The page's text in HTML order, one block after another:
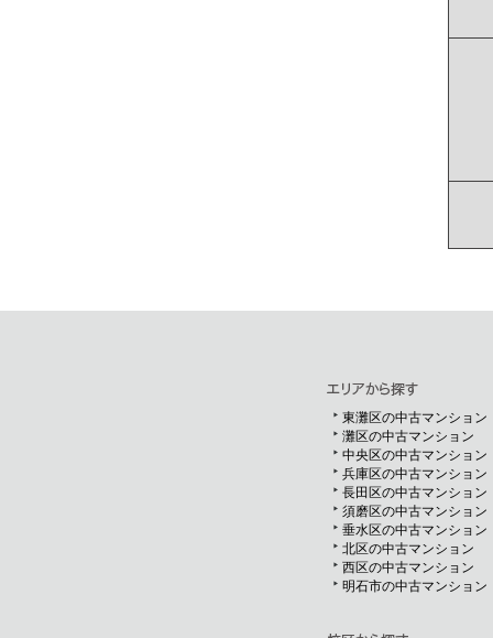
東灘区の中古マンション
灘区の中古マンション
中央区の中古マンション
兵庫区の中古マンション
長田区の中古マンション
須磨区の中古マンション
垂水区の中古マンション
北区の中古マンション
西区の中古マンション
明石市の中古マンション